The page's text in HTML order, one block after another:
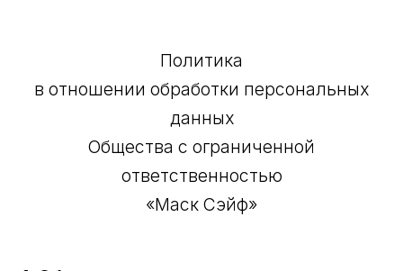
Политика
в отношении обработки персональных
данных
Общества с ограниченной
ответственностью
«Маск Сэйф»